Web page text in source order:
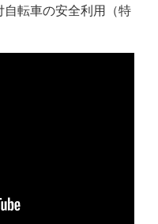
転車の安全利用（特